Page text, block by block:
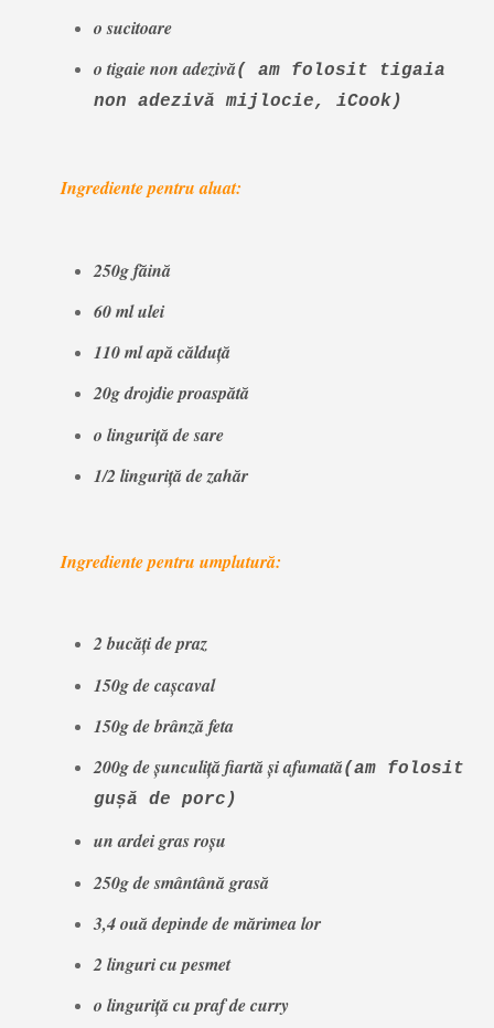
o sucitoare
o tigaie non adezivă( am folosit tigaia
non adezivă mijlocie, iCook)
Ingrediente pentru aluat:
250g făină
60 ml ulei
110 ml apă călduță
20g drojdie proaspătă
o linguriță de sare
1/2 linguriță de zahăr
Ingrediente pentru umplutură:
2 bucăți de praz
150g de cașcaval
150g de brânză feta
200g de șunculiță fiartă și afumată(am folosit
gușă de porc)
un ardei gras roșu
250g de smântână grasă
3,4 ouă depinde de mărimea lor
2 linguri cu pesmet
o linguriță cu praf de curry